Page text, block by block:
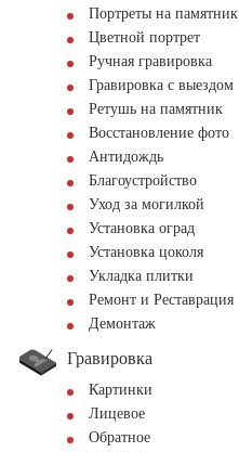
Портреты на памятник
Цветной портрет
Ручная гравировка
Гравировка с выездом
Ретушь на памятник
Восстановление фото
Антидождь
Благоустройство
Уход за могилкой
Установка оград
Установка цоколя
Укладка плитки
Ремонт и Реставрация
Демонтаж
Гравировка
Картинки
Лицевое
Обратное